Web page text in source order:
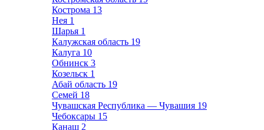
Кострома 13
Нея 1
Шарья 1
Калужская область 19
Калуга 10
Обнинск 3
Козельск 1
Абай область 19
Семей 18
Чувашская Республика — Чувашия 19
Чебоксары 15
Канаш 2